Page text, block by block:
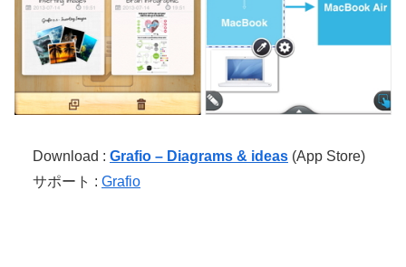
Download : Grafio – Diagrams & ideas (App Store)
サポート : Grafio